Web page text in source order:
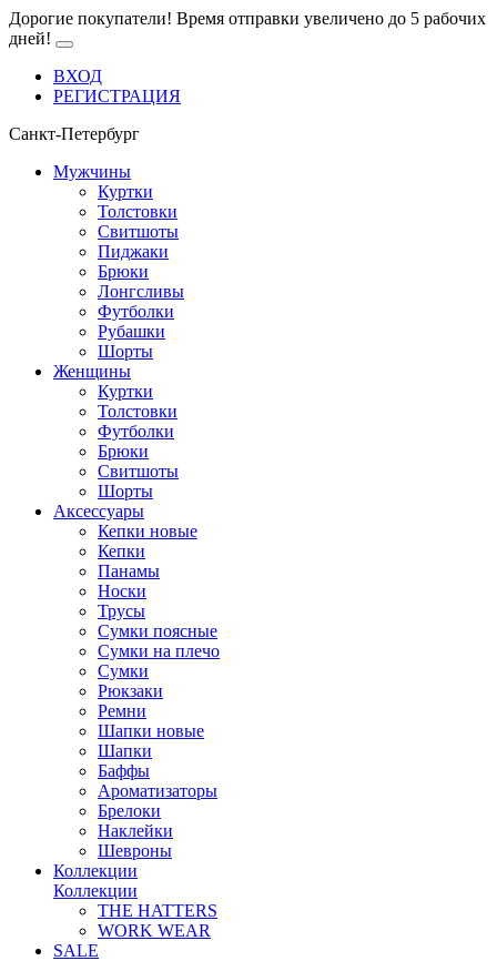
Дорогие покупатели! Время отправки увеличено до 5 рабочих
дней!
ВХОД
РЕГИСТРАЦИЯ
Санкт-Петербург
Мужчины
Куртки
Толстовки
Свитшоты
Пиджаки
Брюки
Лонгсливы
Футболки
Рубашки
Шорты
Женщины
Куртки
Толстовки
Футболки
Брюки
Свитшоты
Шорты
Аксессуары
Кепки новые
Кепки
Панамы
Носки
Трусы
Сумки поясные
Сумки на плечо
Сумки
Рюкзаки
Ремни
Шапки новые
Шапки
Баффы
Ароматизаторы
Брелоки
Наклейки
Шевроны
Коллекции
Коллекции
THE HATTERS
WORK WEAR
SALE